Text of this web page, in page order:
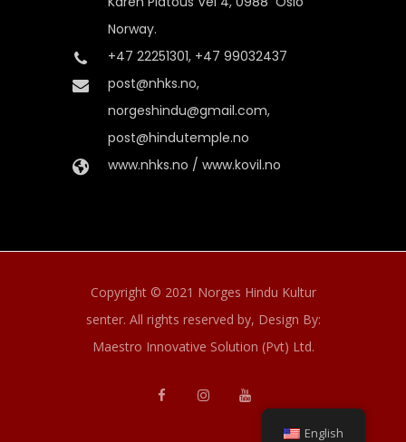
Norway.
+47 22251301, +47 99032437
post@nhks.no,
norgeshindu@gmail.com,
post@hindutemple.no
www.nhks.no / www.kovil.no
Copyright © 2021 Norges Hindu Kultur
senter. All rights reserved by, Design By:
Maestro Innovative Solution (Pvt) Ltd.
English